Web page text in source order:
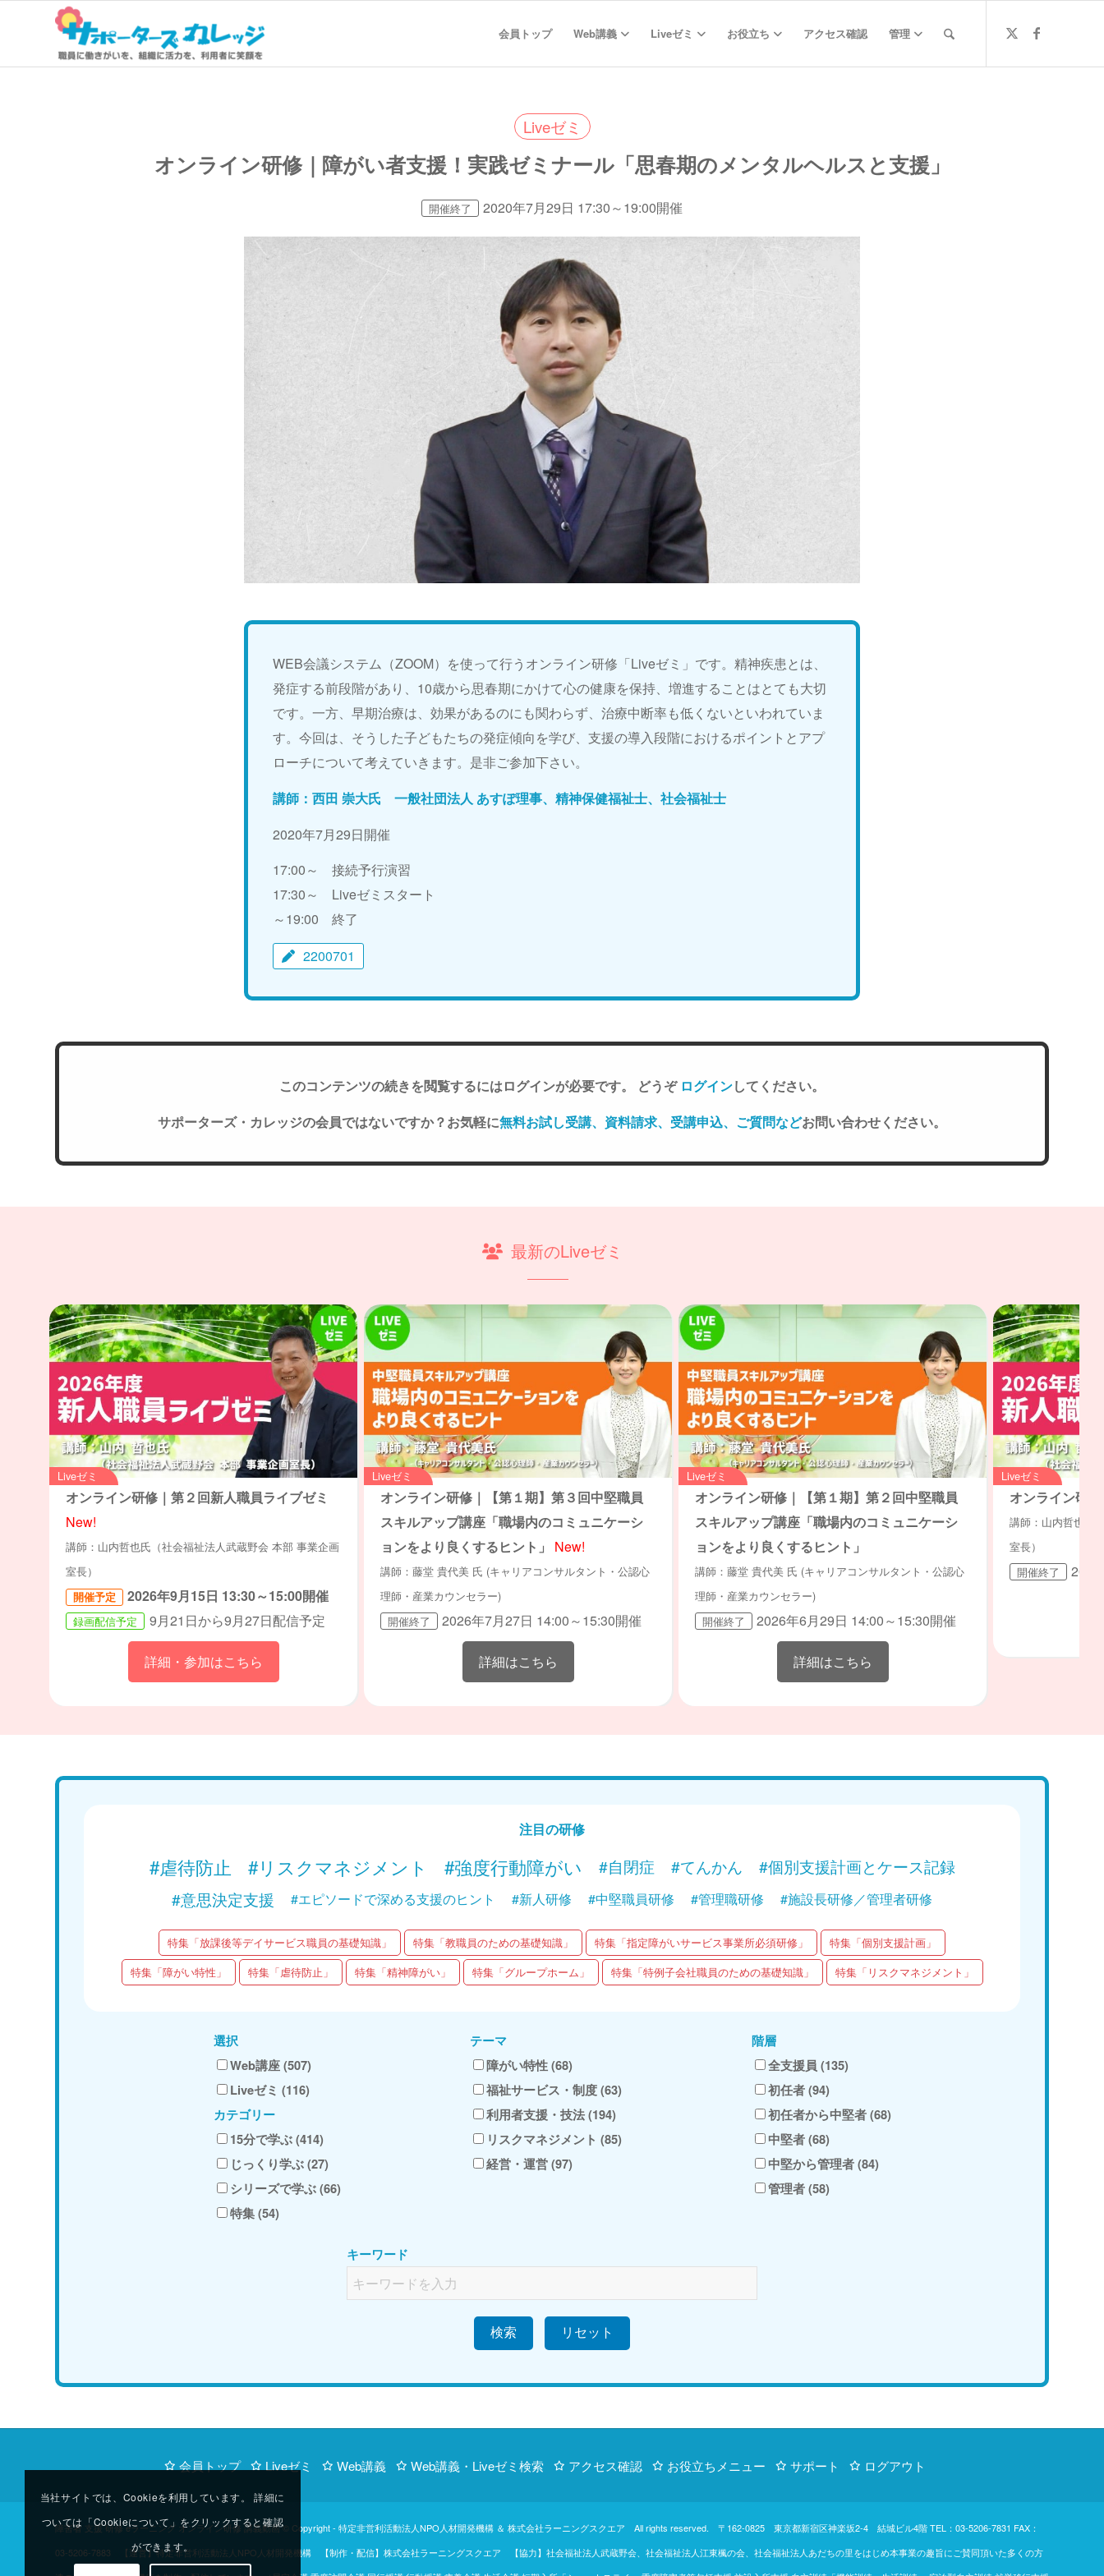
会員トップ Web講義 Liveゼミ お役立ち アクセス確認 管理
Liveゼミ
オンライン研修｜障がい者支援！実践ゼミナール「思春期のメンタルヘルスと支援」
開催終了 2020年7月29日 17:30～19:00開催
WEB会議システム（ZOOM）を使って行うオンライン研修「Liveゼミ」です。精神疾患とは、
発症する前段階があり、10歳から思春期にかけて心の健康を保持、増進することはとても大切
です。一方、早期治療は、効果があるのにも関わらず、治療中断率も低くないといわれていま
す。今回は、そうした子どもたちの発症傾向を学び、支援の導入段階におけるポイントとアプ
ローチについて考えていきます。是非ご参加下さい。
講師：西田 崇大氏 一般社団法人 あすぽ理事、精神保健福祉士、社会福祉士
2020年7月29日開催
17:00～ 接続予行演習
17:30～ Liveゼミスタート
～19:00 終了
2200701
このコンテンツの続きを閲覧するにはログインが必要です。 どうぞ ログインしてください。
サポーターズ・カレッジの会員ではないですか？お気軽に無料お試し受講、資料請求、受講申込、ご質問などお問い合わせください。
最新のLiveゼミ
Liveゼミ
オンライン研修｜第２回新人職員ライブゼミ
New!
講師：山内哲也氏（社会福祉法人武蔵野会 本部 事業企画
室長）
開催予定 2026年9月15日 13:30～15:00開催
録画配信予定 9月21日から9月27日配信予定
詳細・参加はこちら
Liveゼミ
オンライン研修｜【第１期】第３回中堅職員
スキルアップ講座「職場内のコミュニケーシ
ョンをより良くするヒント」
New!
講師：藤堂 貴代美 氏 (キャリアコンサルタント・公認心
理師・産業カウンセラー)
開催終了
2026年7月27日 14:00～15:30開催
詳細はこちら
Liveゼミ
オンライン研修｜【第１期】第２回中堅職員
スキルアップ講座「職場内のコミュニケーシ
ョンをより良くするヒント」
講師：藤堂 貴代美 氏 (キャリアコンサルタント・公認心
理師・産業カウンセラー)
開催終了
2026年6月29日 14:00～15:30開催
詳細はこちら
Liveゼミ
オンライン研
講師：山内哲也氏
室長）
開催終了
注目の研修
#虐待防止 #リスクマネジメント #強度行動障がい #自閉症 #てんかん
#個別支援計画とケース記録
#意思決定支援
#エピソードで深める支援のヒント #新人研修 #中堅職員研修 #管理職研修 #施設長研修／管理者研修
特集「放課後等デイサービス職員の基礎知識」 特集「教職員のための基礎知識」 特集「指定障がいサービス事業所必須研修」
特集「個別支援計画」
特集「障がい特性」
特集「虐待防止」 特集「精神障がい」 特集「グループホーム」 特集「特例子会社職員のための基礎知識」 特集「リスクマネジメント」
選択
Web講座 (507)
Liveゼミ (116)
カテゴリー
15分で学ぶ (414)
じっくり学ぶ (27)
シリーズで学ぶ (66)
特集 (54)
テーマ
障がい特性 (68)
福祉サービス・制度 (63)
利用者支援・技法 (194)
リスクマネジメント (85)
経営・運営 (97)
階層
全支援員 (135)
初任者 (94)
初任者から中堅者 (68)
中堅者 (68)
中堅から管理者 (84)
管理者 (58)
キーワード
検索
会員トップ Liveゼミ Web講義 Web講義・Liveゼミ検索 アクセス確認 お役立ちメニュー サポート ログアウト
障害者 支援 研修 eラーニング オンライン研修 講義動画 © Copyright - 特定非営利活動法人NPO人材開発機構 ＆ 株式会社ラーニングスクエア All rights reserved. 〒162-0825 東京都新宿区神楽坂2-4 結城ビル4階TEL：03-5206-7831 FAX：
03-5206-7883 【運営】特定非営利活動法人NPO人材開発機構 【制作・配信】株式会社ラーニングスクエア 【協力】社会福祉法人武蔵野会、社会福祉法人江東楓の会、社会福祉法人あだちの里をはじめ本事業の趣旨にご賛同頂いた多くの方
当社サイトでは、Cookieを利用しています。 詳細に
ついては「Cookieについて」をクリックすると確認
ができます。